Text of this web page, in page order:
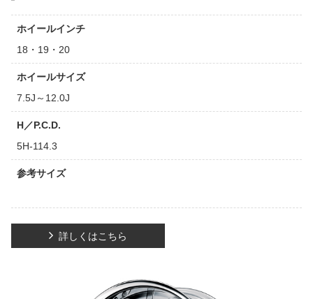
ホイールインチ
18・19・20
ホイールサイズ
7.5J～12.0J
H／P.C.D.
5H-114.3
参考サイズ
詳しくはこちら